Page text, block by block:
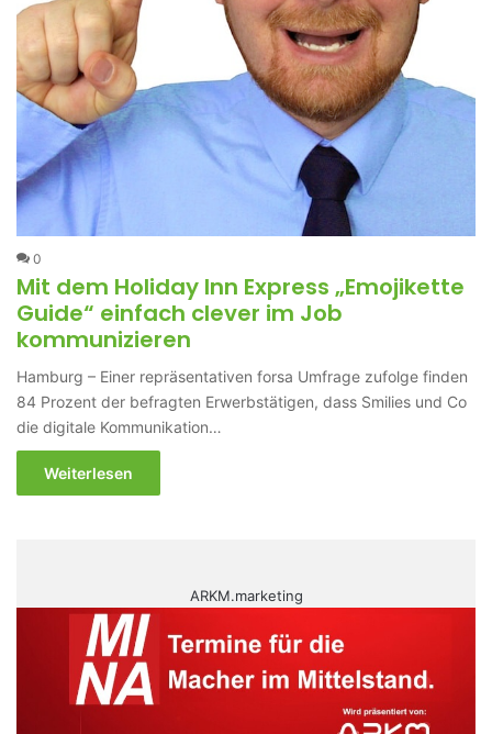
0
Mit dem Holiday Inn Express „Emojikette
Guide“ einfach clever im Job
kommunizieren
Hamburg – Einer repräsentativen forsa Umfrage zufolge finden
84 Prozent der befragten Erwerbstätigen, dass Smilies und Co
die digitale Kommunikation…
Weiterlesen
ARKM.marketing